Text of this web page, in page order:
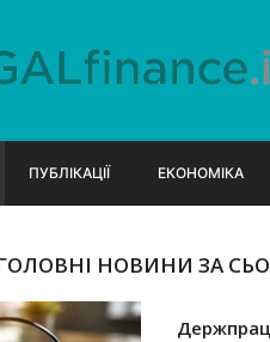
ПУБЛІКАЦІЇ ЕКОНОМІКА
НОВИНИ ЗА